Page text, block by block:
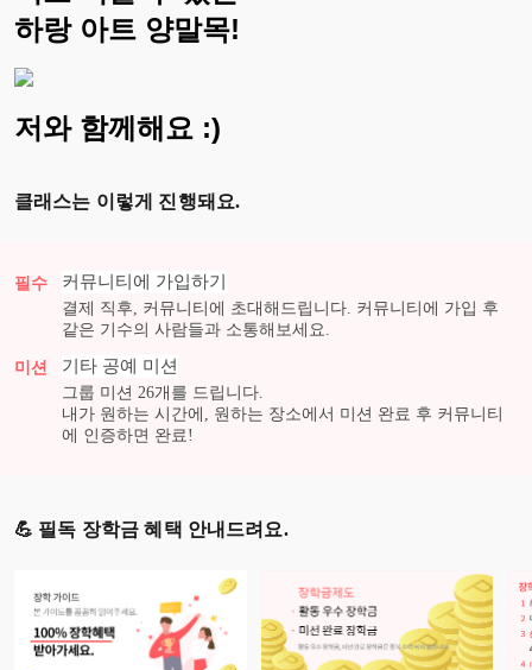
하랑 아트 양말목!
저와 함께해요 :)
클래스는 이렇게 진행돼요.
필수 커뮤니티에 가입하기
결제 직후, 커뮤니티에 초대해드립니다. 커뮤니티에 가입 후
같은 기수의 사람들과 소통해보세요.
미션 기타 공예 미션
그룹 미션 26개를 드립니다.
내가 원하는 시간에, 원하는 장소에서 미션 완료 후 커뮤니티
에 인증하면 완료!
💪 필독 장학금 혜택 안내드려요.